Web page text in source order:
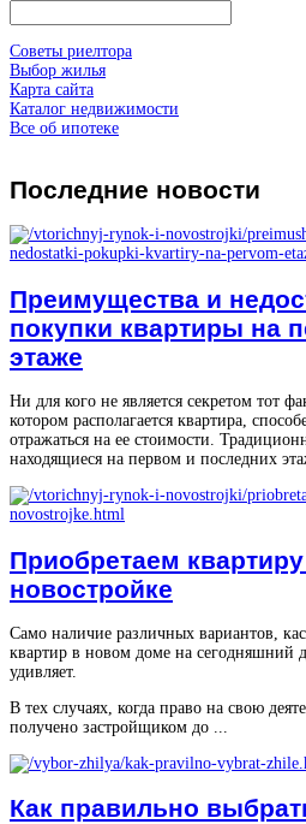
Советы риелтора
Выбор жилья
Карта сайта
Каталог недвижимости
Все об ипотеке
Последние новости
Преимущества и
покупки квартиры на
этаже
Ни для кого не является секретом тот
котором располагается квартира,
отражаться на ее стоимости.
находящиеся на первом и последних
Приобретаем
новостройке
Само наличие различных вариантов,
квартир в новом доме на сегодняшний
удивляет.
В тех случаях, когда право на свою
получено застройщиком до ...
Как правильно